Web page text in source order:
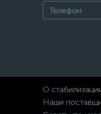
О
Наши